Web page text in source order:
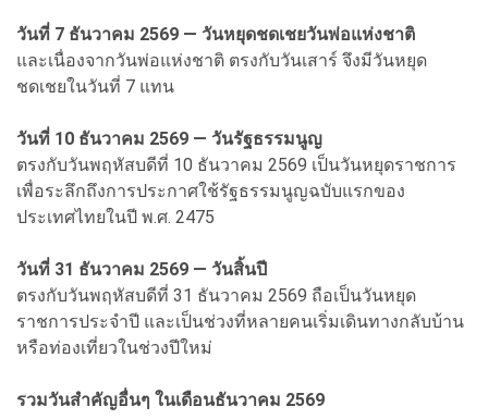
วันที่ 7 ธันวาคม 2569 — วันหยุดชดเชยวันพ่อแห่งชาติ
และเนื่องจากวันพ่อแห่งชาติ ตรงกับวันเสาร์ จึงมีวันหยุด
ชดเชยในวันที่ 7 แทน
วันที่ 10 ธันวาคม 2569 — วันรัฐธรรมนูญ
ตรงกับวันพฤหัสบดีที่ 10 ธันวาคม 2569 เป็นวันหยุดราชการ
เพื่อระลึกถึงการประกาศใช้รัฐธรรมนูญฉบับแรกของ
ประเทศไทยในปี พ.ศ. 2475
วันที่ 31 ธันวาคม 2569 — วันสิ้นปี
ตรงกับวันพฤหัสบดีที่ 31 ธันวาคม 2569 ถือเป็นวันหยุด
ราชการประจำปี และเป็นช่วงที่หลายคนเริ่มเดินทางกลับบ้าน
หรือท่องเที่ยวในช่วงปีใหม่
รวมวันสำคัญอื่นๆ ในเดือนธันวาคม 2569